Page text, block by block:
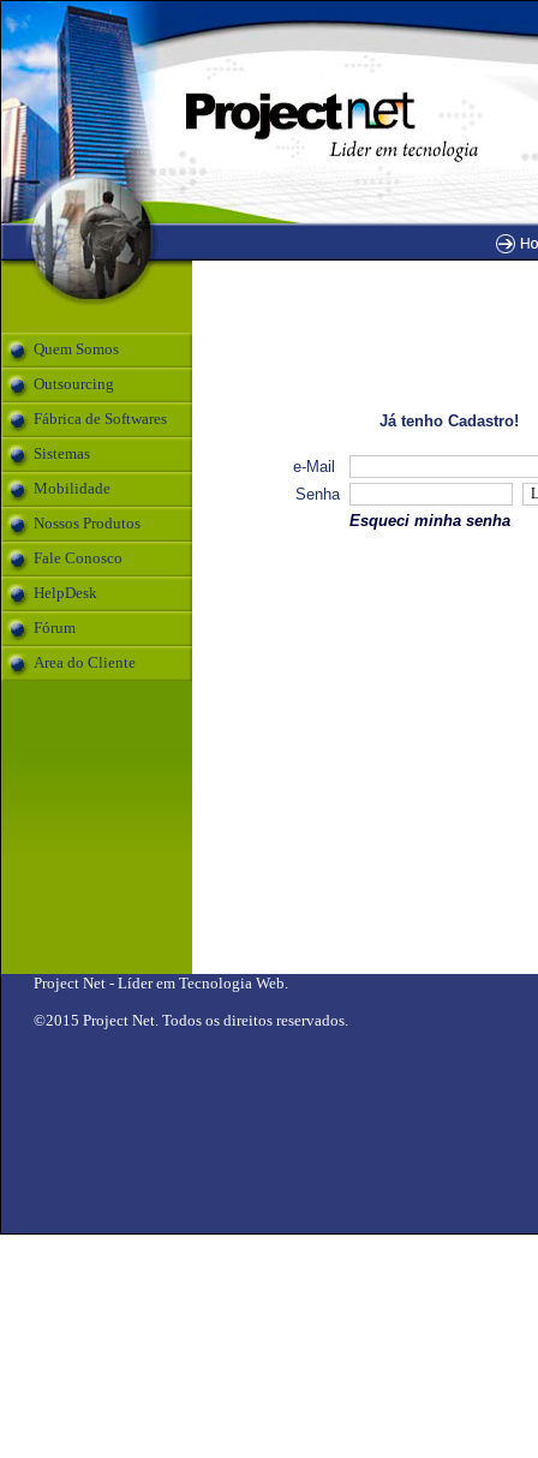
Quem Somos
Outsourcing
Fábrica de Softwares
Sistemas
Mobilidade
Nossos Produtos
Fale Conosco
HelpDesk
Fórum
Area do Cliente
Já tenho Cadastro!
e-Mail
Senha
Esqueci minha senha
Project Net - Líder em Tecnologia Web.
©2015 Project Net. Todos os direitos reservados.